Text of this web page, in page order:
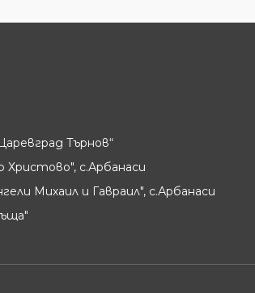
Търнов“
с.Арбанаси
Михаил и Гавраил", с.Арбанаси